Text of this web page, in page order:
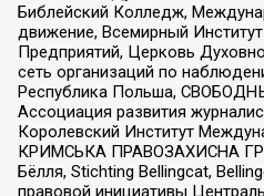
Библейский Колледж,
движение, Всемирный
Предприятий, Церковь
сеть организаций по
Республика Польша,
Ассоциация развития
Королевский Институт
КРИМСЬКА ПРАВОЗАХИСНА
Бёлля, Stichting Bellingcat,
правовой инициативы